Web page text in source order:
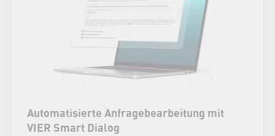
Automatisierte Anfragebearbeitung mit
VIER Smart Dialog